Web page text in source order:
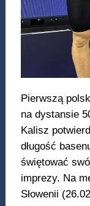
Pierwszą
na dystansie
Kalisz
długość
świętować
imprezy. Na
Słowenii